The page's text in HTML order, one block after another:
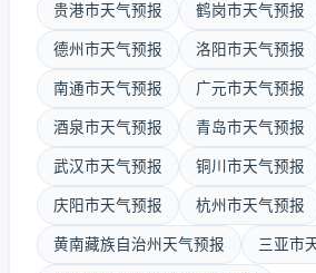
贵港市天气预报 鹤岗市天气预报
德州市天气预报 洛阳市天气预报
南通市天气预报 广元市天气预报
酒泉市天气预报 青岛市天气预报
武汉市天气预报 铜川市天气预报
庆阳市天气预报 杭州市天气预报
黄南藏族自治州天气预报 三亚市